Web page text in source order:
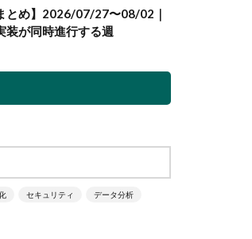
とめ】2026/07/27〜08/02｜
装が同時進行する週
セキュリティ データ分析